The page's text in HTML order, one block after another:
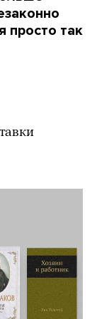
просто так